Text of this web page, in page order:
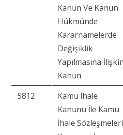
Kanun Ve Kanun
Hükmünde
Kararnamelerde
Değişiklik
Yapılmasına İlişkin
Kanun
5812
Kamu İhale
Kanunu İle Kamu
İhale Sözleşmeleri